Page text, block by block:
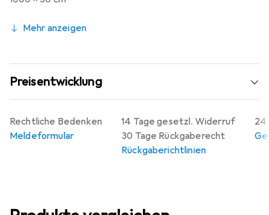
Mehr anzeigen
Preisentwicklung
14 Tage gesetzl. Widerruf
30 Tage Rückgaberecht
Rückgaberichtlinien
24
Rechtliche Bedenken
Meldeformular